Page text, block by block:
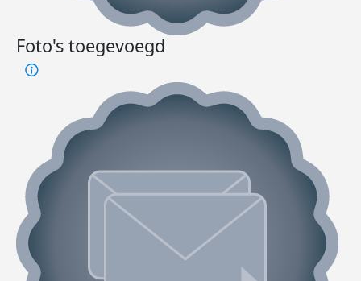
Foto's toegevoegd